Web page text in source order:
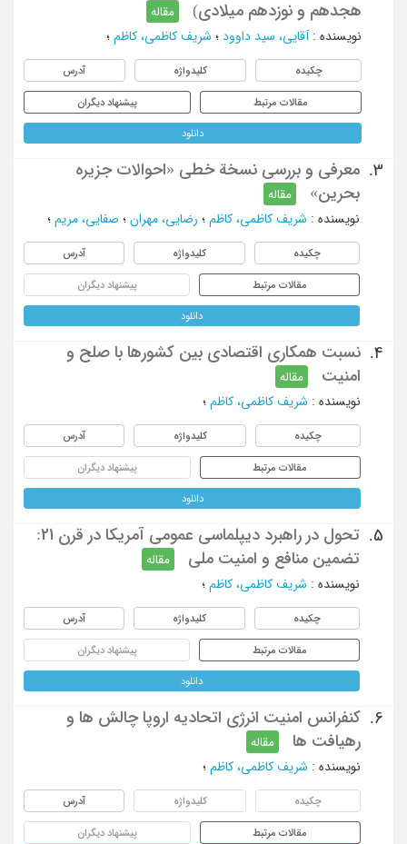
هجدهم و نوزدهم میلادی)
مقاله
نویسنده : آقایی، سید داوود ؛ شریف کاظمی، کاظم ؛
چکیده کلیدواژه آدرس
مقالات مرتبط پیشنهاد دیگران
دانلود
3.
معرفی و بررسی نسخة خطی «احوالات جزیره
بحرین»
مقاله
نویسنده : شریف کاظمی، کاظم ؛ رضایی، مهران ؛ صفایی، مریم ؛
چکیده کلیدواژه آدرس
مقالات مرتبط پیشنهاد دیگران
دانلود
4.
نسبت همکاری اقتصادی بین کشورها با صلح و
امنیت
مقاله
نویسنده : شریف کاظمی، کاظم ؛
چکیده کلیدواژه آدرس
مقالات مرتبط پیشنهاد دیگران
دانلود
5.
تحول در راهبرد دیپلماسی عمومی آمریکا در قرن 21:
تضمین منافع و امنیت ملی
مقاله
نویسنده : شریف کاظمی، کاظم ؛
چکیده کلیدواژه آدرس
مقالات مرتبط پیشنهاد دیگران
دانلود
6.
کنفرانس امنیت انرژی اتحادیه اروپا چالش ها و
رهیافت ها
مقاله
نویسنده : شریف کاظمی، کاظم ؛
چکیده کلیدواژه آدرس
مقالات مرتبط پیشنهاد دیگران